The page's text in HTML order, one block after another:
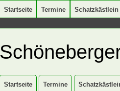
Startseite Termine Schatzkästlein
Startseite Termine